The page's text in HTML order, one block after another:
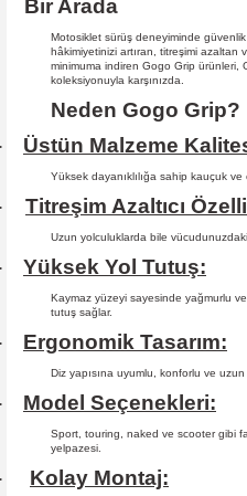
Bir Arada
Motosiklet sürüş deneyiminde
hâkimiyetinizi artıran, titreşimi
minimuma indiren Gogo Grip ürünleri,
koleksiyonuyla karşınızda.
Neden Gogo Grip?
Üstün Malzeme
Yüksek dayanıklılığa sahip kauçuk
Titreşim Azaltıcı
Uzun yolculuklarda bile
Yüksek Yol Tutuş:
Kaymaz yüzeyi sayesinde yağmurlu
tutuş sağlar.
Ergonomik Tasarım:
Diz yapısına uyumlu, konforlu ve
Model Seçenekleri:
Sport, touring, naked ve scooter gibi
yelpazesi.
Kolay Montaj: